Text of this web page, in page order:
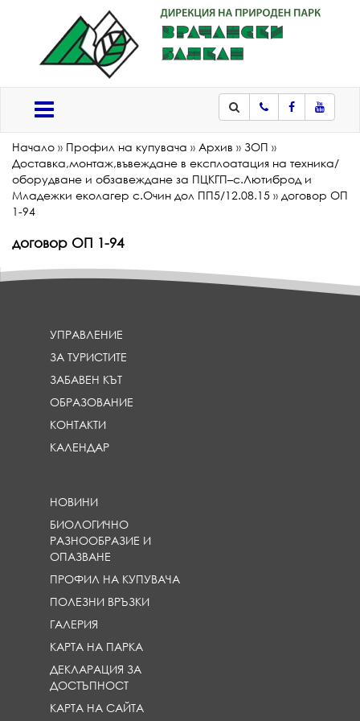
ТелефонFacebook
Начало » Профил на купувача » Архив » ЗОП »
Доставка,монтаж,въвеждане в експлоатация на техника/
оборудване и обзавеждане за ПЦКГП–с.Лютиброд и
Младежки еколагер с.Очин дол ПП5/12.08.15 » договор ОП
1-94
договор ОП 1-94
УПРАВЛЕНИЕ
ЗА ТУРИСТИТЕ
ЗАБАВЕН КЪТ
ОБРАЗОВАНИЕ
КОНТАКТИ
КАЛЕНДАР
НОВИНИ
БИОЛОГИЧНО
РАЗНООБРАЗИЕ И
ОПАЗВАНЕ
ПРОФИЛ НА КУПУВАЧА
ПОЛЕЗНИ ВРЪЗКИ
ГАЛЕРИЯ
КАРТА НА ПАРКА
ДЕКЛАРАЦИЯ ЗА
ДОСТЪПНОСТ
КАРТА НА САЙТА